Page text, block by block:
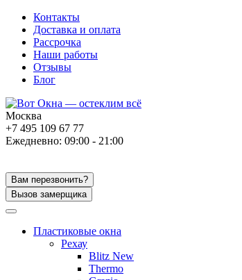
Контакты
Доставка и оплата
Рассрочка
Наши работы
Отзывы
Блог
Москва
+7 495 109 67 77
Ежедневно: 09:00 - 21:00
Вам перезвонить?
Вызов замерщика
Пластиковые окна
Рехау
Blitz New
Thermo